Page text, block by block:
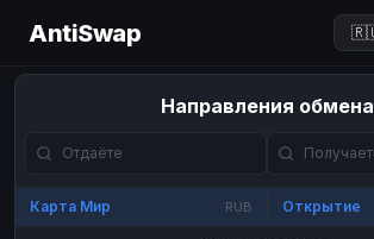
AntiSwap
Направления обмена
Карта Мир RUB Открытие